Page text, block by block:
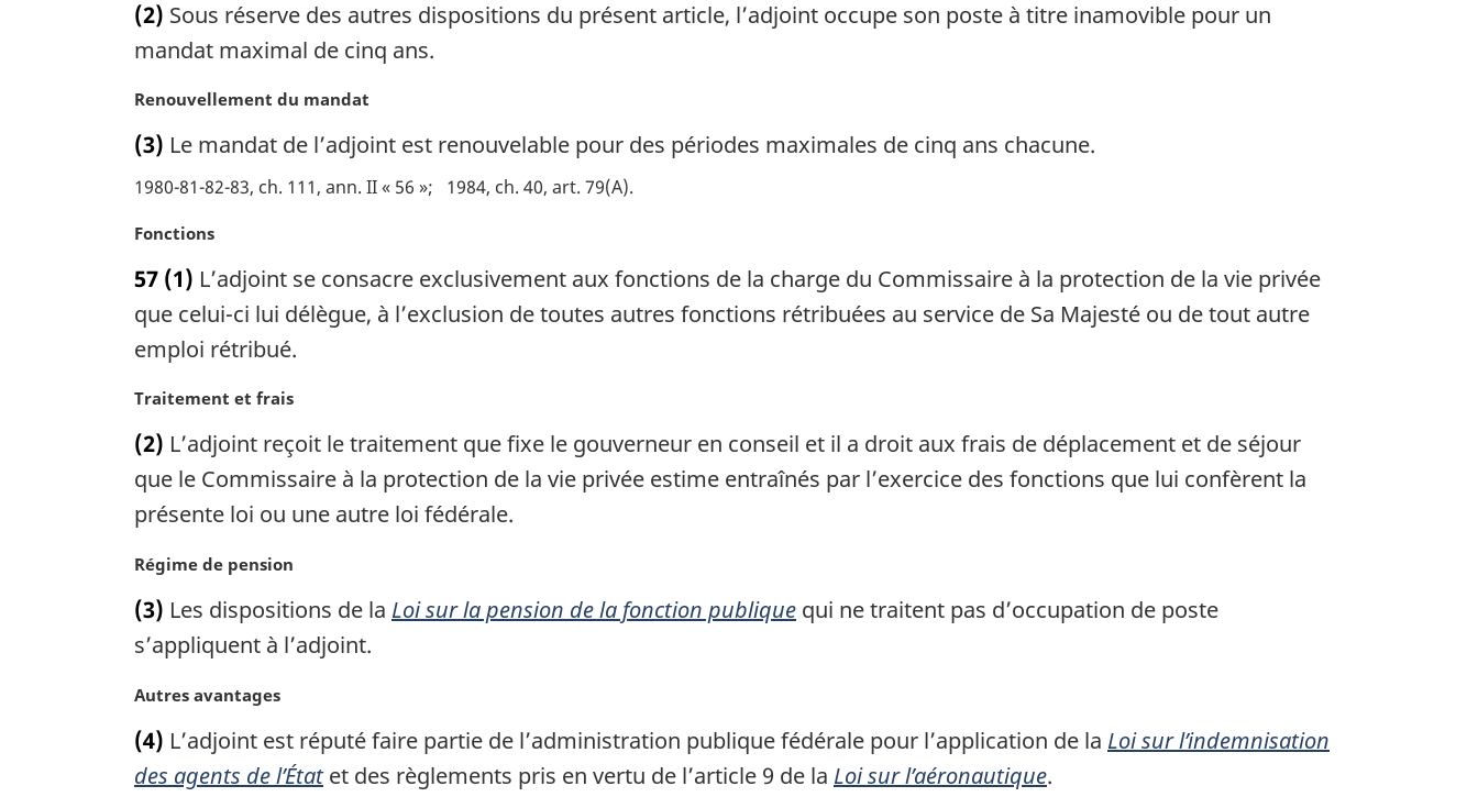
g
i
a
e
t
e
a
g
n
l
e
(2) Sous réserve des autres dispositions du présent article, l’adjoint occupe son poste à titre inamovible pour un
mandat maximal de cinq ans.
N
t
e
m
a
g
n
a
e
:
Renouvellement du mandat
(3) Le mandat de l’adjoint est renouvelable pour des périodes maximales de cinq ans chacune.
1980-81-82-83, ch. 111, ann. II « 56 » 1984, ch. 40, art. 79(A)
N
t
e
m
a
g
i
n
a
l
:
Fonctions
57 (1) L’adjoint se consacre exclusivement aux fonctions de la charge du Commissaire à la protection de la vie privée
que celui-ci lui délègue, à l’exclusion de toutes autres fonctions rétribuées au service de Sa Majesté ou de tout autre
emploi rétribué.
N
t
e
m
a
g
i
n
a
e
:
Traitement et frais
(2) L’adjoint reçoit le traitement que fixe le gouverneur en conseil et il a droit aux frais de déplacement et de séjour
que le Commissaire à la protection de la vie privée estime entraînés par l’exercice des fonctions que lui confèrent la
présente loi ou une autre loi fédérale.
N
t
e
a
g
n
Régime de pension
(3) Les dispositions de la Loi sur la pension de la fonction publique qui ne traitent pas d’occupation de poste
s’appliquent à l’adjoint.
N
t
e
Autres avantages
(4) L’adjoint est réputé faire partie de l’administration publique fédérale pour l’application de la Loi sur l’indemnisation
des agents de l’Étatet des règlements pris en vertu de l’article 9 de la Loi sur l’aéronautique.